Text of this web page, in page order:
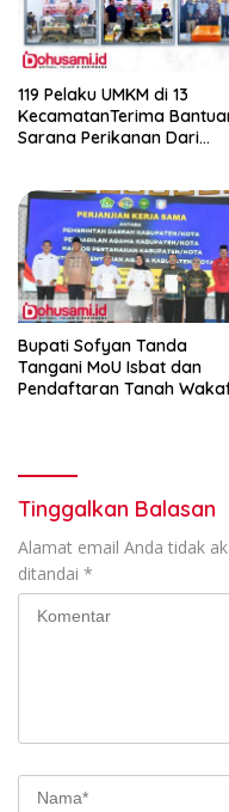
119 Pelaku UMKM di 13
KecamatanTerima
Sarana Perikanan Dari
Bupati Sofyan Tanda
Tangani MoU Isbat dan
Pendaftaran Tanah
Tinggalkan Balasan
Alamat email Anda tidak
ditandai *